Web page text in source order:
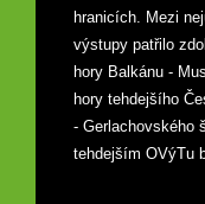
hranicích. Mezi
výstupy patřilo
hory Balkánu -
hory tehdejšího
- Gerlachovského
tehdejším OVýTu